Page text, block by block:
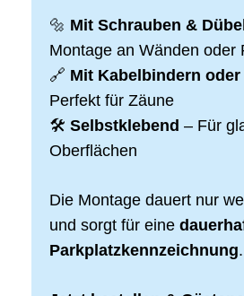
🔩 Mit Schrauben &
Montage an Wänden oder
🔗 Mit Kabelbindern oder
Perfekt für Zäune
🛠 Selbstklebend – Für
Oberflächen
Die Montage dauert nur
und sorgt für eine
Parkplatzkennzeichnung.